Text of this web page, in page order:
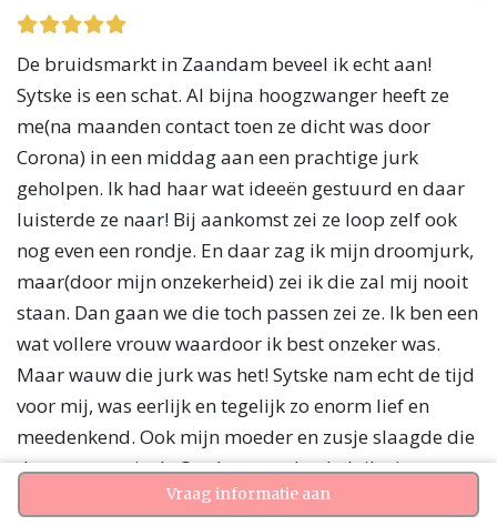
Vraag informatie aan
De bruidsmarkt in Zaandam beveel ik echt aan!
Sytske is een schat. Al bijna hoogzwanger heeft ze
me(na maanden contact toen ze dicht was door
Corona) in een middag aan een prachtige jurk
geholpen. Ik had haar wat ideeën gestuurd en daar
luisterde ze naar! Bij aankomst zei ze loop zelf ook
nog even een rondje. En daar zag ik mijn droomjurk,
maar(door mijn onzekerheid) zei ik die zal mij nooit
staan. Dan gaan we die toch passen zei ze. Ik ben een
wat vollere vrouw waardoor ik best onzeker was.
Maar wauw die jurk was het! Sytske nam echt de tijd
voor mij, was eerlijk en tegelijk zo enorm lief en
meedenkend. Ook mijn moeder en zusje slaagde die
dag voor een jurk. Op de grote dag heb ik niet
anders dan complimenten gehad, maar het grootse